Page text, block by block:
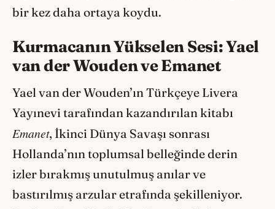
bir kez daha ortaya koydu.
Kurmacanın Yükselen Sesi: Yael
van der Wouden ve Emanet
Yael van der Wouden’ın Türkçeye Livera
Yayınevi tarafından kazandırılan kitabı
Emanet, İkinci Dünya Savaşı sonrası
Hollanda’nın toplumsal belleğinde derin
izler bırakmış unutulmuş anılar ve
bastırılmış arzular etrafında şekilleniyor.